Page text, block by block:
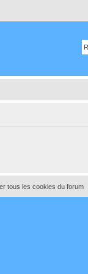
tous les cookies du forum